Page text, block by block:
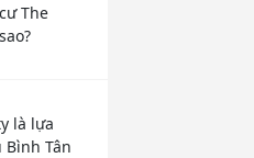
The
là lựa
Tân